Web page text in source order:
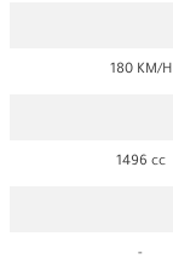
180 KM/H
1496 cc
-